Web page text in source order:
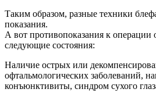
Таким образом, разные техники
показания.
А вот противопоказания к
следующие состояния:
Наличие острых или
офтальмологических заболеваний,
конъюнктивиты, синдром сухого